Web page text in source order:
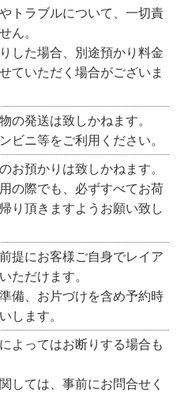
トラブルについて、一切責
ん。
した場合、別途預かり料金
ていただく場合がございま
の発送は致しかねます。
ビニ等をご利用ください。
お預かりは致しかねます。
の際でも、必ずすべてお荷
り頂きますようお願い致し
提にお客様ご自身でレイア
ただけます。
備、お片づけを含め予約時
します。
よってはお断りする場合も
しては、事前にお問合せく